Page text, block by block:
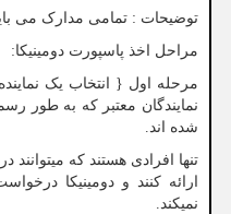
توضیحات : تمامی مدارک می
مراحل اخذ پاسپورت دومینیکا:
مرحله اول { انتخاب یک
نمایندگان معتبر که به طور
شده اند.
تنها افرادی هستند که
ارائه کنند و دومینیکا
نمیکند.